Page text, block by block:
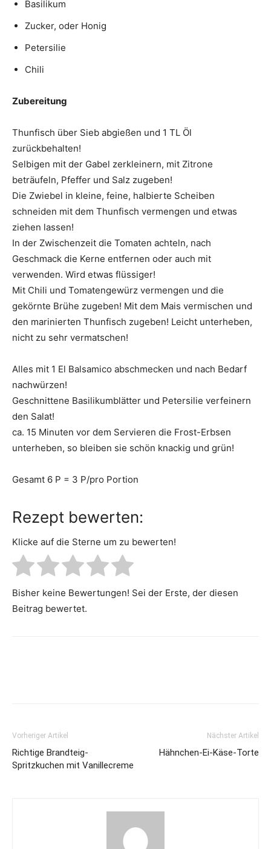
Basilikum
Zucker, oder Honig
Petersilie
Chili
Zubereitung
Thunfisch über Sieb abgießen und 1 TL Öl
zurückbehalten!
Selbigen mit der Gabel zerkleinern, mit Zitrone
beträufeln, Pfeffer und Salz zugeben!
Die Zwiebel in kleine, feine, halbierte Scheiben
schneiden mit dem Thunfisch vermengen und etwas
ziehen lassen!
In der Zwischenzeit die Tomaten achteln, nach
Geschmack die Kerne entfernen oder auch mit
verwenden. Wird etwas flüssiger!
Mit Chili und Tomatengewürz vermengen und die
gekörnte Brühe zugeben! Mit dem Mais vermischen und
den marinierten Thunfisch zugeben! Leicht unterheben,
nicht zu sehr vermatschen!
Alles mit 1 El Balsamico abschmecken und nach Bedarf
nachwürzen!
Geschnittene Basilikumblätter und Petersilie verfeinern
den Salat!
ca. 15 Minuten vor dem Servieren die Frost-Erbsen
unterheben, so bleiben sie schön knackig und grün!
Gesamt 6 P = 3 P/pro Portion
Rezept bewerten:
Klicke auf die Sterne um zu bewerten!
Bisher keine Bewertungen! Sei der Erste, der diesen
Beitrag bewertet.
Vorheriger Artikel
Richtige Brandteig-
Spritzkuchen mit Vanillecreme
Nächster Artikel
Hähnchen-Ei-Käse-Torte